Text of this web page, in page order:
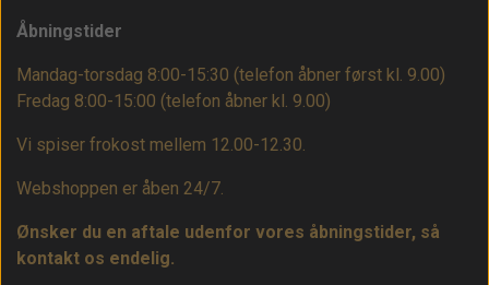
Åbningstider
Mandag-torsdag 8:00-15:30 (telefon åbner først kl. 9.00)
Fredag 8:00-15:00 (telefon åbner kl. 9.00)
Vi spiser frokost mellem 12.00-12.30.
Webshoppen er åben 24/7.
Ønsker du en aftale udenfor vores åbningstider, så
kontakt os endelig.